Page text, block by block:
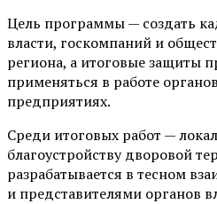
Цель программы — создать
власти, госкомпаний и
региона, а итоговые защиты
применяться в работе
предприятиях.
Среди итоговых работ —
благоустройству дворовой
разрабатывается в тесном
и представителями органов